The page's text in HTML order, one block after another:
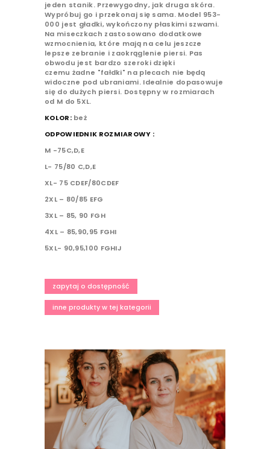
jeden stanik. Przewygodny, jak druga skóra.
Wypróbuj go i przekonaj się sama. Model 953-
000 jest gładki, wykończony płaskimi szwami.
Na miseczkach zastosowano dodatkowe
wzmocnienia, które mają na celu jeszcze
lepsze zebranie i zaokrąglenie piersi. Pas
obwodu jest bardzo szeroki dzięki
czemu żadne "fałdki" na plecach nie będą
widoczne pod ubraniami. Idealnie dopasowuje
się do dużych piersi. Dostępny w rozmiarach
od M do 5XL.
KOLOR:beż
ODPOWIEDNIK ROZMIAROWY :
M -75C,D,E
L- 75/80 C,D,E
XL- 75 CDEF/80CDEF
2XL – 80/85 EFG
3XL – 85, 90 FGH
4XL – 85,90,95 FGHI
5XL- 90,95,100 FGHIJ
zapytaj o dostępność
inne produkty w tej kategorii